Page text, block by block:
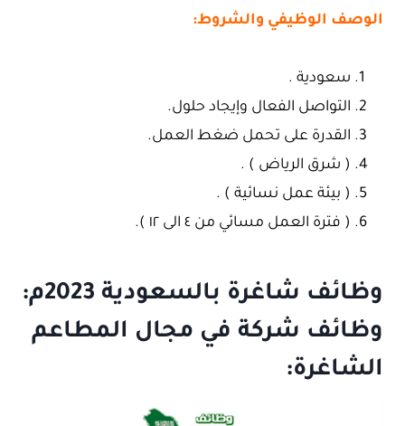
الوصف الوظيفي والشروط:
سعودية .
التواصل الفعال وإيجاد حلول.
القدرة على تحمل ضغط العمل.
( شرق الرياض ) .
( بيئة عمل نسائية ) .
( فترة العمل مسائي من ٤ الى ١٢ ).
وظائف شاغرة بالسعودية 2023م:
وظائف شركة في مجال المطاعم
الشاغرة: